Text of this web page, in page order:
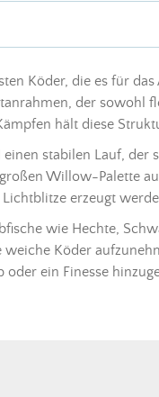
Köder, die es für das
der
hält diese
stabilen Lauf,
Willow-Palette
erzeugt
wie Hechte,
weiche Köder
ein Finesse